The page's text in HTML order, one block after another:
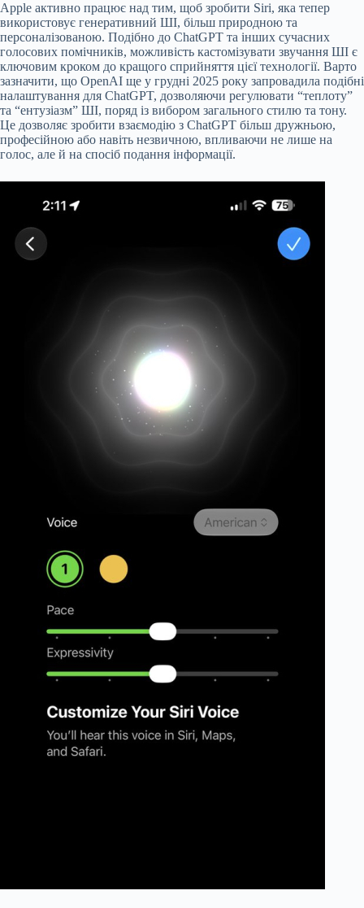
Apple активно працює над тим, щоб зробити Siri, яка тепер
використовує генеративний ШІ, більш природною та
персоналізованою. Подібно до ChatGPT та інших сучасних
голосових помічників, можливість кастомізувати звучання ШІ є
ключовим кроком до кращого сприйняття цієї технології. Варто
зазначити, що OpenAI ще у грудні 2025 року запровадила подібні
налаштування для ChatGPT, дозволяючи регулювати “теплоту”
та “ентузіазм” ШІ, поряд із вибором загального стилю та тону.
Це дозволяє зробити взаємодію з ChatGPT більш дружньою,
професійною або навіть незвичною, впливаючи не лише на
голос, але й на спосіб подання інформації.